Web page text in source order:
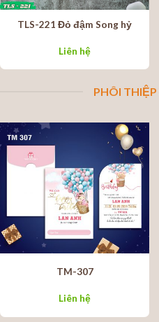
TLS-221 Đỏ đậm Song hỷ
Liên hệ
PHÔI
TM-307
Liên hệ